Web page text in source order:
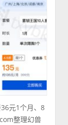
元1个月、8
整理幻兽